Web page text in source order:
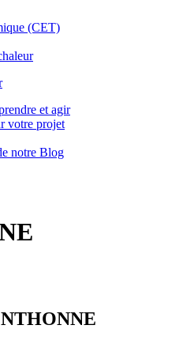
(CET)
et agir
votre projet
notre Blog